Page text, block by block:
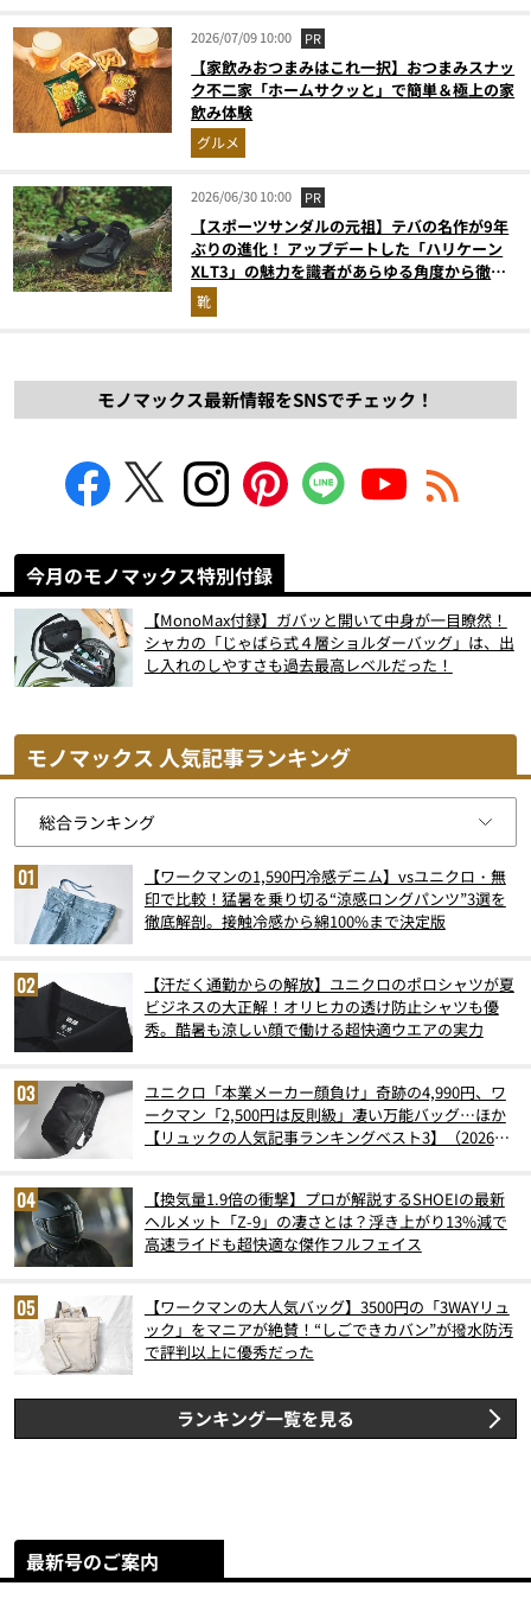
2026/07/09 10:00 PR
【家飲みおつまみはこれ一択】おつまみスナッ
ク不二家「ホームサクッと」で簡単＆極上の家
飲み体験
グルメ
2026/06/30 10:00 PR
【スポーツサンダルの元祖】テバの名作が9年
ぶりの進化！ アップデートした「ハリケーン
XLT3」の魅力を識者があらゆる角度から徹底
解説！
靴
モノマックス最新情報をSNSでチェック！
今月のモノマックス特別付録
【MonoMax付録】ガバッと開いて中身が一目瞭然！
シャカの「じゃばら式４層ショルダーバッグ」は、出
し入れのしやすさも過去最高レベルだった！
モノマックス 人気記事ランキング
【ワークマンの1,590円冷感デニム】vsユニクロ・無
印で比較！猛暑を乗り切る“涼感ロングパンツ”3選を
徹底解剖。接触冷感から綿100%まで決定版
【汗だく通勤からの解放】ユニクロのポロシャツが夏
ビジネスの大正解！オリヒカの透け防止シャツも優
秀。酷暑も涼しい顔で働ける超快適ウエアの実力
ユニクロ「本業メーカー顔負け」奇跡の4,990円、ワ
ークマン「2,500円は反則級」凄い万能バッグ…ほか
【リュックの人気記事ランキングベスト3】（2026年
【換気量1.9倍の衝撃】プロが解説するSHOEIの最新
ヘルメット「Z-9」の凄さとは？浮き上がり13%減で
高速ライドも超快適な傑作フルフェイス
【ワークマンの大人気バッグ】3500円の「3WAYリュ
ック」をマニアが絶賛！“しごできカバン”が撥水防汚
で評判以上に優秀だった
ランキング一覧を見る
最新号のご案内